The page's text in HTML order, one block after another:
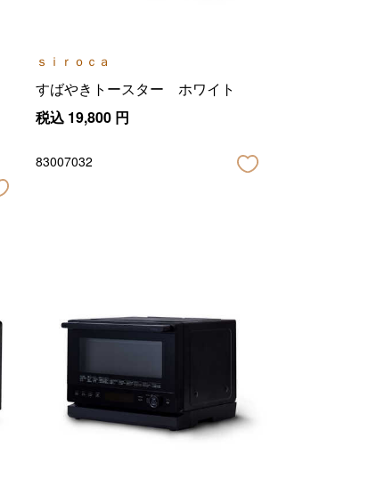
ｓｉｒｏｃａ
すばやきトースター ホワイト
税込 19,800 円
83007032